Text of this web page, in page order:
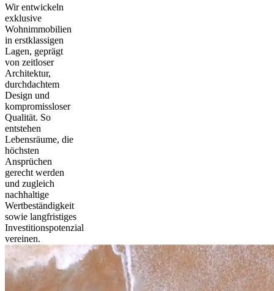
Wir entwickeln
exklusive
Wohnimmobilien
in erstklassigen
Lagen, geprägt
von zeitloser
Architektur,
durchdachtem
Design und
kompromissloser
Qualität. So
entstehen
Lebensräume, die
höchsten
Ansprüchen
gerecht werden
und zugleich
nachhaltige
Wertbeständigkeit
sowie langfristiges
Investitionspotenzial
vereinen.
zurück
weiter